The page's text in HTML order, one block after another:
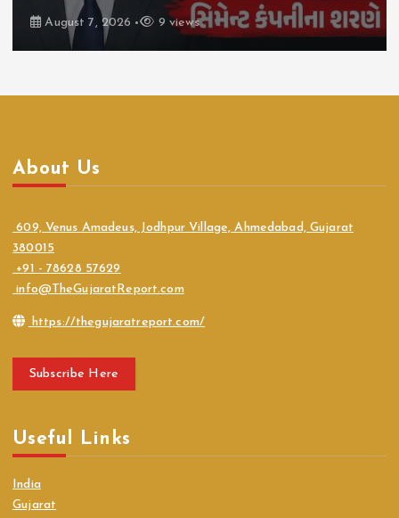
August 7, 2026 9 views
About Us
609, Venus Amadeus, Jodhpur Village, Ahmedabad, Gujarat
380015
+91 - 78628 57629
info@TheGujaratReport.com
https://thegujaratreport.com/
Subscribe Here
Useful Links
India
Gujarat